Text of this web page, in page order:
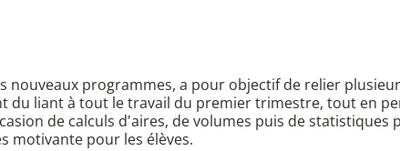
nouveaux programmes, a pour objectif de relier
du liant à tout le travail du premier trimestre, tout en
de calculs d'aires, de volumes puis de statistiques
motivante pour les élèves.